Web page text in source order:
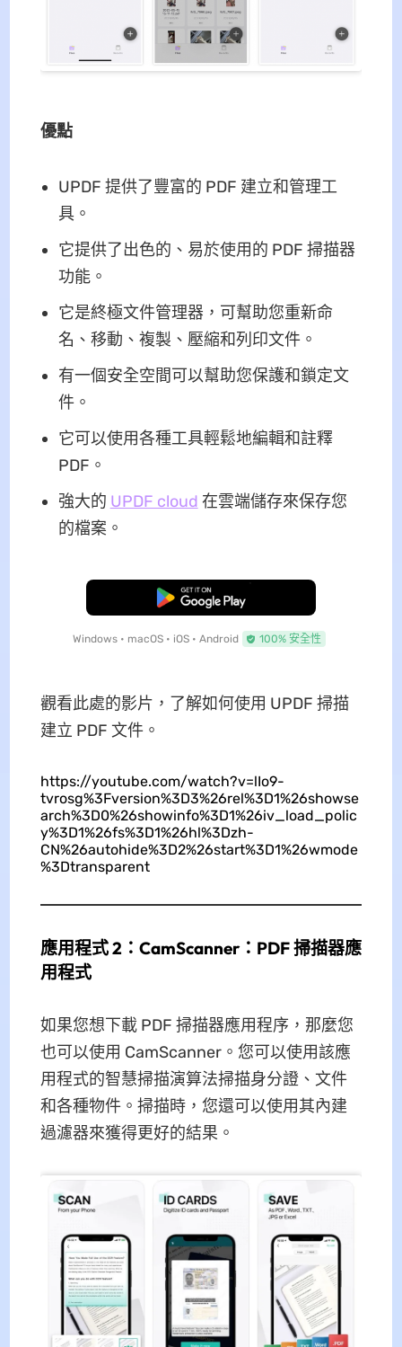
優點
UPDF 提供了豐富的 PDF 建立和管理工
具。
它提供了出色的、易於使用的 PDF 掃描器
功能。
它是終極文件管理器，可幫助您重新命
名、移動、複製、壓縮和列印文件。
有一個安全空間可以幫助您保護和鎖定文
件。
它可以使用各種工具輕鬆地編輯和註釋
PDF。
強大的 UPDF cloud 在雲端儲存來保存您
的檔案。
免費下載
Windows • macOS • iOS • Android 100% 安全性
觀看此處的影片，了解如何使用 UPDF 掃描
建立 PDF 文件。
https://youtube.com/watch?v=lIo9-
tvrosg%3Fversion%3D3%26rel%3D1%26showse
arch%3D0%26showinfo%3D1%26iv_load_polic
y%3D1%26fs%3D1%26hl%3Dzh-
CN%26autohide%3D2%26start%3D1%26wmode
%3Dtransparent
應用程式 2：CamScanner：PDF 掃描器應
用程式
如果您想下載 PDF 掃描器應用程序，那麼您
也可以使用 CamScanner。您可以使用該應
用程式的智慧掃描演算法掃描身分證、文件
和各種物件。掃描時，您還可以使用其內建
過濾器來獲得更好的結果。